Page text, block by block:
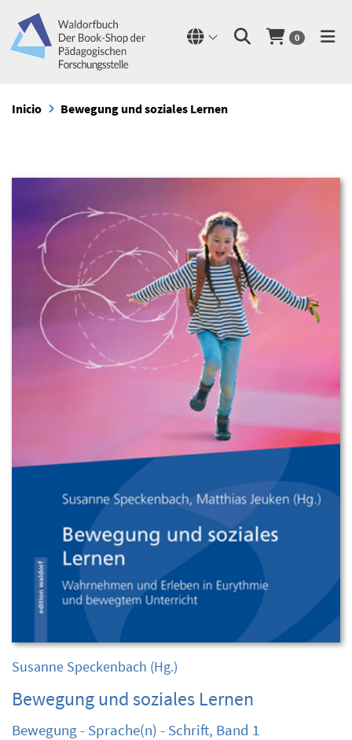
0
Inicio Bewegung und soziales Lernen
Susanne Speckenbach (Hg.)
Bewegung und soziales Lernen
Bewegung - Sprache(n) - Schrift, Band 1